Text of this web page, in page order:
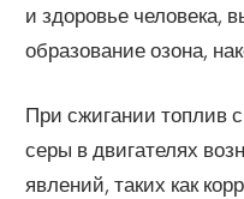
и здоровье человека,
образование озона,
При сжигании топлив
серы в двигателях
явлений, таких как